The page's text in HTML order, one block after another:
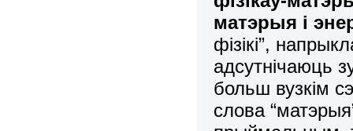
матэрыя і
фізікі”,
адсутнічаюць
больш вузкім
слова